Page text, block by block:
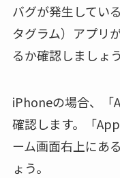
バグが発生してい
タグラム）アプリ
るか確認しましょう
iPhoneの場合、「
確認します。「
ーム画面右上にあ
ょう。